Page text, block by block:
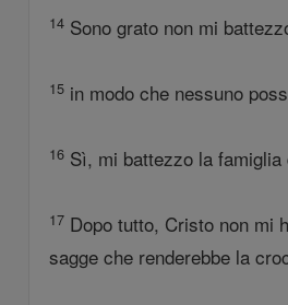
14 Sono grato non mi
15 in modo che nessuno
16 Sì, mi battezzo la
17 Dopo tutto, Cristo non mi
sagge che renderebbe la